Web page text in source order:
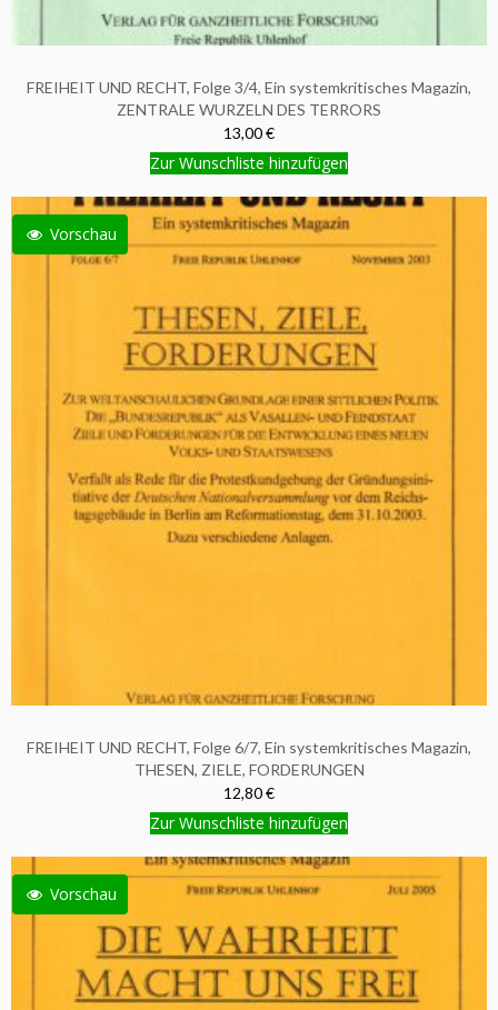
FREIHEIT UND RECHT, Folge 3/4, Ein systemkritisches Magazin,
ZENTRALE WURZELN DES TERRORS
13,00 €
Zur Wunschliste hinzufügen
Vorschau
FREIHEIT UND RECHT, Folge 6/7, Ein systemkritisches Magazin,
THESEN, ZIELE, FORDERUNGEN
12,80 €
Zur Wunschliste hinzufügen
Vorschau